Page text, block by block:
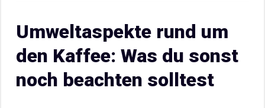
Umweltaspekte rund um
den Kaffee: Was du sonst
noch beachten solltest